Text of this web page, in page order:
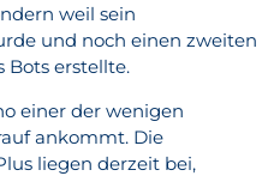
weil sein
und noch einen zweiten
Bots erstellte.
einer der wenigen
ankommt. Die
liegen derzeit bei,